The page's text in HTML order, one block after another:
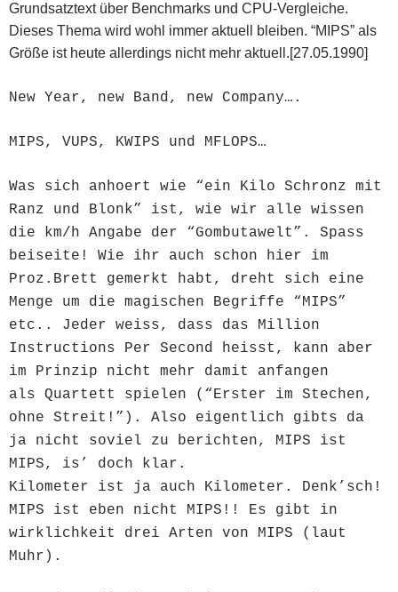
Grundsatztext über Benchmarks und CPU-Vergleiche.
Dieses Thema wird wohl immer aktuell bleiben. “MIPS” als
Größe ist heute allerdings nicht mehr aktuell.[27.05.1990]
New Year, new Band, new Company….
MIPS, VUPS, KWIPS und MFLOPS…
Was sich anhoert wie “ein Kilo Schronz mit
Ranz und Blonk” ist, wie wir alle wissen
die km/h Angabe der “Gombutawelt”. Spass
beiseite! Wie ihr auch schon hier im
Proz.Brett gemerkt habt, dreht sich eine
Menge um die magischen Begriffe “MIPS”
etc.. Jeder weiss, dass das Million
Instructions Per Second heisst, kann aber
im Prinzip nicht mehr damit anfangen
als Quartett spielen (“Erster im Stechen,
ohne Streit!”). Also eigentlich gibts da
ja nicht soviel zu berichten, MIPS ist
MIPS, is’ doch klar.
Kilometer ist ja auch Kilometer. Denk’sch!
MIPS ist eben nicht MIPS!! Es gibt in
wirklichkeit drei Arten von MIPS (laut
Muhr).